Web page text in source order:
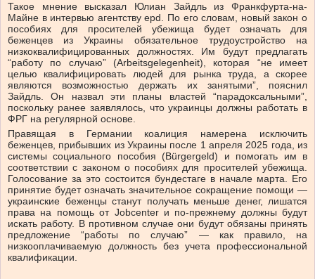
Такое мнение высказал Юлиан Зайдль из Франкфурта-на-
Майне в интервью агентству epd. По его словам, новый закон о
пособиях для просителей убежища будет означать для
беженцев из Украины обязательное трудоустройство на
низкоквалифицированных должностях. Им будут предлагать
“работу по случаю” (Arbeitsgelegenheit), которая “не имеет
целью квалифицировать людей для рынка труда, а скорее
являются возможностью держать их занятыми”, пояснил
Зайдль. Он назвал эти планы властей “парадоксальными”,
поскольку ранее заявлялось, что украинцы должны работать в
ФРГ на регулярной основе.
Правящая в Германии коалиция намерена исключить
беженцев, прибывших из Украины после 1 апреля 2025 года, из
системы социального пособия (Bürgergeld) и помогать им в
соответствии с законом о пособиях для просителей убежища.
Голосование за это состоится бундестаге в начале марта. Его
принятие будет означать значительное сокращение помощи —
украинские беженцы станут получать меньше денег, лишатся
права на помощь от Jobcenter и по-прежнему должны будут
искать работу. В противном случае они будут обязаны принять
предложение “работы по случаю” — как правило, на
низкооплачиваемую должность без учета профессиональной
квалификации.